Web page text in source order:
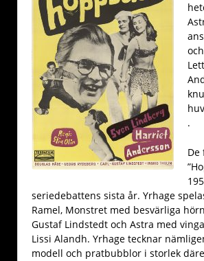
.
De
seriedebattens sista år. Yrhage
Ramel, Monstret med besvärliga
Gustaf Lindstedt och Astra med
Lissi Alandh. Yrhage tecknar
modell och pratbubblor i storlek